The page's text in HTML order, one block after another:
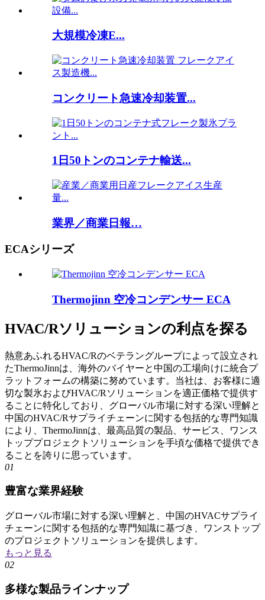
大規模冷凍E...
コンクリート急速冷却装置...
1日50トンのコンテナ輸送...
業界／商業日報…
ECAシリーズ
Thermojinn 空冷コンデンサー ECA
HVAC/Rソリューションの利点を探る
熱意あふれるHVAC/Rのベテラングループによって設立され
たThermoJinnは、海外のバイヤーと中国の工場向けに統合プ
ラットフォームの構築に努めています。当社は、お客様に適
切な製氷およびHVAC/Rソリューションを適正価格で提供す
ることに特化しており、グローバル市場に対する深い理解と
中国のHVAC/Rサプライチェーンに関する包括的な専門知識
により、ThermoJinnは、最高品質の製品、サービス、ワンス
トッププロジェクトソリューションを手頃な価格で提供でき
ることを誇りに思っています。
01
豊富な業界経験
グローバル市場に対する深い理解と、中国のHVACサプライ
チェーンに関する包括的な専門知識に基づき、ワンストップ
のプロジェクトソリューションを提供します。
もっと見る
02
多様な製品ラインナップ